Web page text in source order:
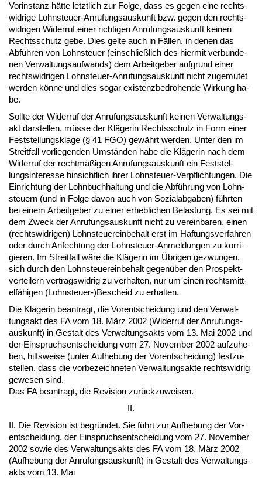
Vor­in­stanz hätte letzt­lich zur Fol­ge, dass es ge­gen ei­ne rechts­
wid­ri­ge Lohn­steu­er-An­ru­fungs­aus­kunft bzw. ge­gen den rechts­
wid­ri­gen Wi­der­ruf ei­ner rich­ti­gen An­ru­fungs­aus­kunft kei­nen
Rechts­schutz ge­be. Dies gel­te auch in Fällen, in de­nen das
Abführen von Lohn­steu­er (ein­sch­ließlich des hier­mit ver­bun­de­
nen Ver­wal­tungs­auf­wands) dem Ar­beit­ge­ber auf­grund ei­ner
rechts­wid­ri­gen Lohn­steu­er-An­ru­fungs­aus­kunft nicht zu­ge­mu­tet
wer­den könne und dies so­gar exis­tenz­be­dro­hen­de Wir­kung ha­
be.
Soll­te der Wi­der­ruf der An­ru­fungs­aus­kunft kei­nen Ver­wal­tungs­
akt dar­stel­len, müsse der Kläge­rin Rechts­schutz in Form ei­ner
Fest­stel­lungs­kla­ge (§ 41 FGO) gewährt wer­den. Un­ter den im
Streit­fall vor­lie­gen­den Umständen ha­be die Kläge­rin nach dem
Wi­der­ruf der rechtmäßigen An­ru­fungs­aus­kunft ein Fest­stel­
lungs­in­ter­es­se hin­sicht­lich ih­rer Lohn­steu­er-Ver­pflich­tun­gen. Die
Ein­rich­tung der Lohn­buch­hal­tung und die Abführung von Lohn­
steu­ern (und in Fol­ge da­von auch von So­zi­al­ab­ga­ben) führ­ten
bei ei­nem Ar­beit­ge­ber zu ei­ner er­heb­li­chen Be­las­tung. Es sei mit
dem Zweck der An­ru­fungs­aus­kunft nicht zu ver­ein­ba­ren, ei­nen
(rechts­wid­ri­gen) Lohn­steu­er­ein­be­halt erst im Haf­tungs­ver­fah­ren
oder durch An­fech­tung der Lohn­steu­er-An­mel­dun­gen zu kor­ri­
gie­ren. Im Streit­fall wäre die Kläge­rin im Übri­gen ge­zwun­gen,
sich durch den Lohn­steu­er­ein­be­halt ge­genüber den Pro­spekt­
ver­tei­lern ver­trags­wid­rig zu ver­hal­ten, nur um ei­nen rechts­mitt­
elfähi­gen (Lohn­steu­er-)Be­scheid zu er­hal­ten.
Die Kläge­rin be­an­tragt, die Vor­ent­schei­dung und den Ver­wal­
tungs­akt des FA vom 18. März 2002 (Wi­der­ruf der An­ru­fungs­
aus­kunft) in Ge­stalt des Ver­wal­tungs­akts vom 13. Mai 2002 und
der Ein­spruchs­ent­schei­dung vom 27. No­vem­ber 2002 auf­zu­he­
ben, hilfs­wei­se (un­ter Auf­he­bung der Vor­ent­schei­dung) fest­zu­
stel­len, dass die vor­be­zeich­ne­ten Ver­wal­tungs­ak­te rechts­wid­rig
ge­we­sen sind.
Das FA be­an­tragt, die Re­vi­si­on zurück­zu­wei­sen.
II.
II. Die Re­vi­si­on ist be­gründet. Sie führt zur Auf­he­bung der Vor­
ent­schei­dung, der Ein­spruchs­ent­schei­dung vom 27. No­vem­ber
2002 so­wie des Ver­wal­tungs­akts des FA vom 18. März 2002
(Auf­he­bung der An­ru­fungs­aus­kunft) in Ge­stalt des Ver­wal­tungs­
akts vom 13. Mai